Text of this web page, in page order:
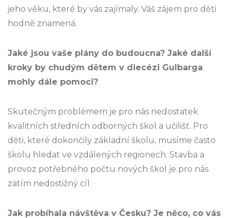
jeho věku, které by vás zajímaly. Váš zájem pro děti
hodně znamená.
Jaké jsou vaše plány do budoucna? Jaké další
kroky by chudým dětem v diecézi Gulbarga
mohly dále pomoci?
Skutečným problémem je pro nás nedostatek
kvalitních středních odborných škol a učilišť. Pro
děti, které dokončily základní školu, musíme často
školu hledat ve vzdálených regionech. Stavba a
provoz potřebného počtu nových škol je pro nás
zatím nedostižný cíl.
Jak probíhala návštěva v Česku? Je něco, co vás